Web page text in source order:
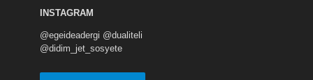
INSTAGRAM
@egeideadergi @dualiteli
@didim_jet_sosyete